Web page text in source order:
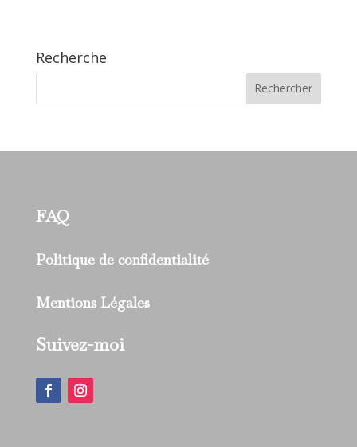
Recherche
FAQ
Politique de confidentialité
Mentions Légales
Suivez-moi